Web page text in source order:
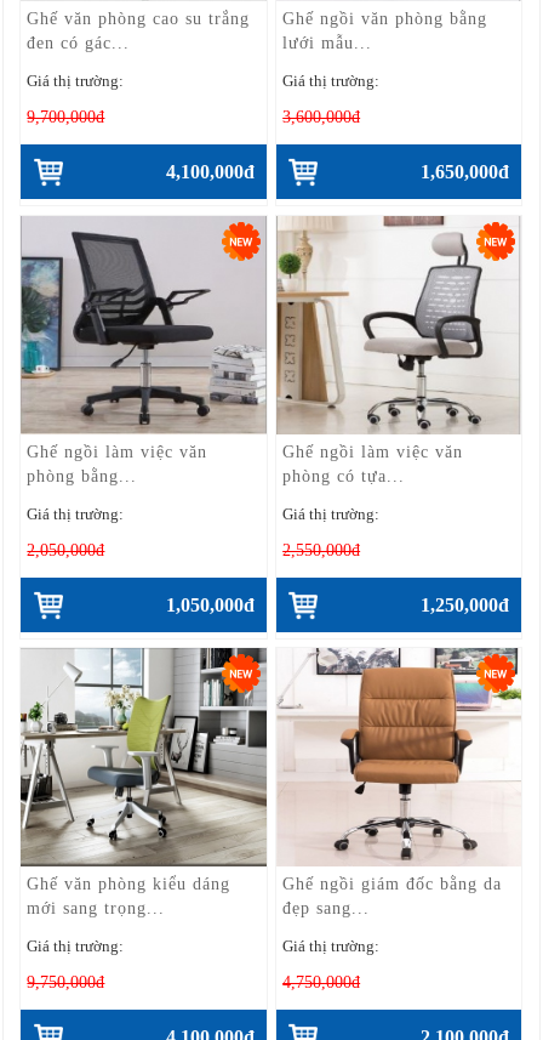
Ghế văn phòng cao su trắng
đen có gác...
Giá thị trường:
9,700,000đ
4,100,000đ
Ghế ngồi văn phòng bằng
lưới mẫu...
Giá thị trường:
3,600,000đ
1,650,000đ
Ghế ngồi làm việc văn
phòng bằng...
Giá thị trường:
2,050,000đ
1,050,000đ
Ghế ngồi làm việc văn
phòng có tựa...
Giá thị trường:
2,550,000đ
1,250,000đ
Ghế văn phòng kiểu dáng
mới sang trọng...
Giá thị trường:
9,750,000đ
Ghế ngồi giám đốc bằng da
đẹp sang...
Giá thị trường:
4,750,000đ